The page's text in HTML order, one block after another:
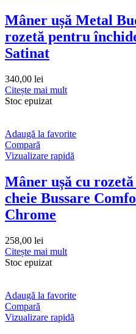
Mâner ușă Metal
rozetă pentru
Satinat
340,00 lei
Citește mai mult
Stoc epuizat
Adaugă la favorite
Compară
Vizualizare rapidă
Mâner ușă cu
cheie Bussare
Chrome
258,00 lei
Citește mai mult
Stoc epuizat
Adaugă la favorite
Compară
Vizualizare rapidă